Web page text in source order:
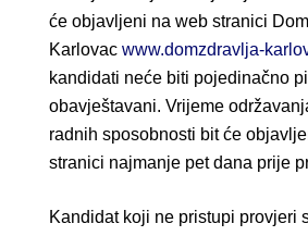
će objavljeni na web stranici
Karlovac www.domzdravlja-
kandidati neće biti pojedinačno
obavještavani. Vrijeme
radnih sposobnosti bit će
stranici najmanje pet dana prije
Kandidat koji ne pristupi provjeri